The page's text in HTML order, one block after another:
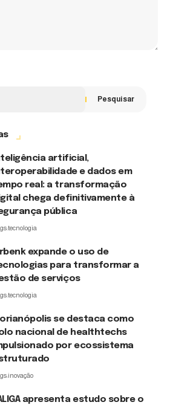
Pesquisar
artificial,
e dados em
real: a transformação
chega definitivamente à
pública
tecnologia
expande o uso de
para transformar a
de serviços
tecnologia
se destaca como
nacional de healthtechs
por ecossistema
inovação
apresenta estudo sobre o